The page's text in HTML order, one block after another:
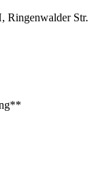
Ringenwalder Str.